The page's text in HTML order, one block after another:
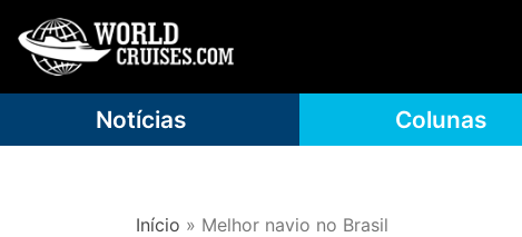
Notícias Colunas
Início » Melhor navio no Brasil